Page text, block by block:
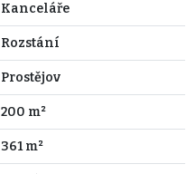
Kanceláře
Rozstání
Prostějov
200 m²
361 m²